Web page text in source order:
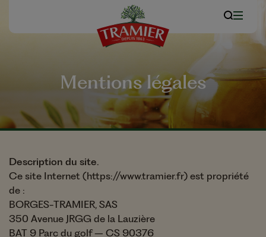
Mentions légales
Description du site.
Ce site Internet (https://www.tramier.fr) est propriété
de :
BORGES-TRAMIER, SAS
350 Avenue JRGG de la Lauzière
BAT 9 Parc du golf – CS 90376